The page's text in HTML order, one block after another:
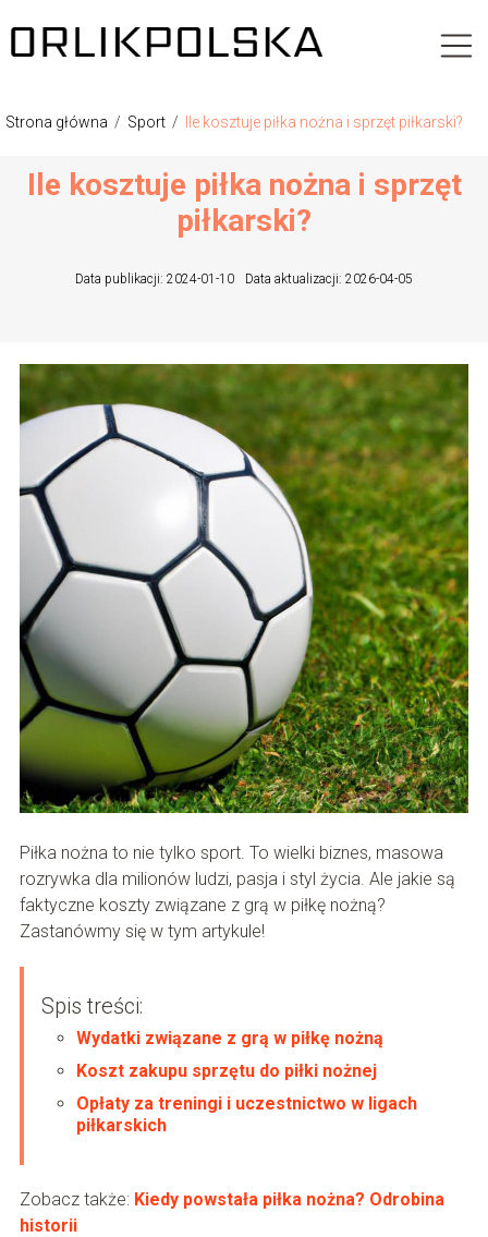
Strona główna / Sport / Ile kosztuje piłka nożna i sprzęt piłkarski?
Ile kosztuje piłka nożna i sprzęt
piłkarski?
Data publikacji: 2024-01-10 Data aktualizacji: 2026-04-05
Piłka nożna to nie tylko sport. To wielki biznes, masowa
rozrywka dla milionów ludzi, pasja i styl życia. Ale jakie są
faktyczne koszty związane z grą w piłkę nożną?
Zastanówmy się w tym artykule!
Spis treści:
Wydatki związane z grą w piłkę nożną
Koszt zakupu sprzętu do piłki nożnej
Opłaty za treningi i uczestnictwo w ligach
piłkarskich
Zobacz także: Kiedy powstała piłka nożna? Odrobina
historii